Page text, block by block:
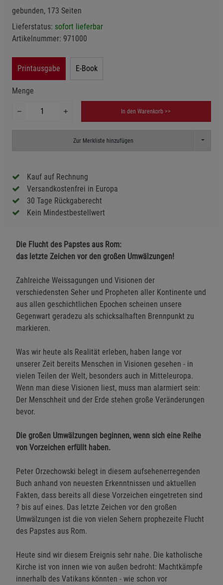
gebunden, 173 Seiten
Lieferstatus: sofort lieferbar
Artikelnummer: 971000
Printausgabe E-Book
Menge
In den Warenkorb >>
Zur Merkliste hinzufügen Toggle
Kauf auf Rechnung
Versandkostenfrei in Europa
30 Tage Rückgaberecht
Kein Mindestbestellwert
Die Flucht des Papstes aus Rom:
das letzte Zeichen vor den großen Umwälzungen!
Zahlreiche Weissagungen und Visionen der
verschiedensten Seher und Propheten aller Kontinente und
aus allen geschichtlichen Epochen scheinen unsere
Gegenwart geradezu als schicksalhaften Brennpunkt zu
markieren.
Was wir heute als Realität erleben, haben lange vor
unserer Zeit bereits Menschen in Visionen gesehen - in
vielen Teilen der Welt, besonders auch in Mitteleuropa.
Wenn man diese Visionen liest, muss man alarmiert sein:
Der Menschheit und der Erde stehen große Veränderungen
bevor.
Die großen Umwälzungen beginnen, wenn sich eine Reihe
von Vorzeichen erfüllt haben.
Peter Orzechowski belegt in diesem aufsehenerregenden
Buch anhand von neuesten Erkenntnissen und aktuellen
Fakten, dass bereits all diese Vorzeichen eingetreten sind
? bis auf eines. Das letzte Zeichen vor den großen
Umwälzungen ist die von vielen Sehern prophezeite Flucht
des Papstes aus Rom.
Heute sind wir diesem Ereignis sehr nahe. Die katholische
Kirche ist von innen wie von außen bedroht: Machtkämpfe
innerhalb des Vatikans könnten - wie schon vor